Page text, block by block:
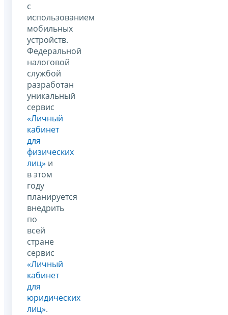
с
использованием
мобильных
устройств.
Федеральной
налоговой
службой
разработан
уникальный
сервис
«Личный
кабинет
для
физических
лиц» и
в этом
году
планируется
внедрить
по
всей
стране
сервис
«Личный
кабинет
для
юридических
лиц».